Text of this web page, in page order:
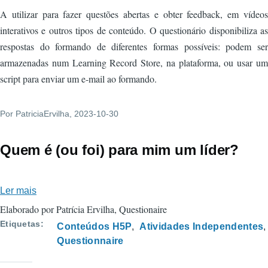
A utilizar para fazer questões abertas e obter feedback, em vídeos
interativos e outros tipos de conteúdo. O questionário disponibiliza as
respostas do formando de diferentes formas possíveis: podem ser
armazenadas num Learning Record Store, na plataforma, ou usar um
script para enviar um e-mail ao formando.
Por PatriciaErvilha , 2023-10-30
Quem é (ou foi) para mim um líder?
Ler mais
Quem
é
Elaborado por Patrícia Ervilha, Questionaire
Etiquetas Conteúdos H5P
Atividades Independentes
Questionnaire